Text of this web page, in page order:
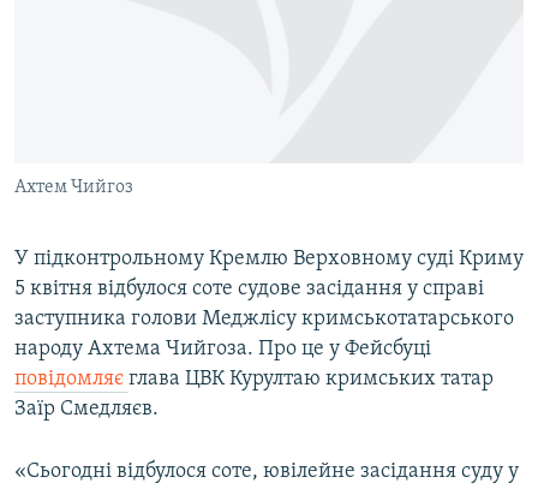
УКРАЇНСЬКА ПРОБЛЕМА КРИМУ
Усі сайти RFE/RL
Ахтем Чийгоз
У підконтрольному Кремлю Верховному суді Криму
5 квітня відбулося соте судове засідання у справі
заступника голови Меджлісу кримськотатарського
народу Ахтема Чийгоза. Про це у Фейсбуці
повідомляє глава ЦВК Курултаю кримських татар
Заїр Смедляєв.
«Сьогодні відбулося соте, ювілейне засідання суду у